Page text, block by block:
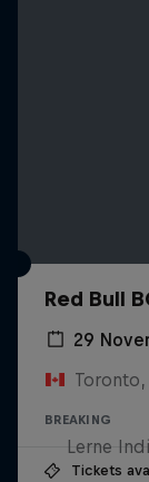
Red Bull
29
Toronto,
BREAKING
Tickets
Lerne